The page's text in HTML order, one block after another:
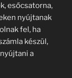
esőcsatorna,
nyújtanak
fel, ha
készül,
a